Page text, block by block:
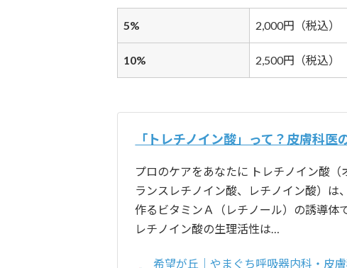
5% 2,000円（税込）
10% 2,500円（税込）
「トレチノイン酸」って？皮膚科医
プロのケアをあなたに トレチノイン酸（
ランスレチノイン酸、レチノイン酸）は
作るビタミンＡ（レチノール）の誘導体
レチノイン酸の生理活性は…
希望が丘｜やまぐち呼吸器内科・皮